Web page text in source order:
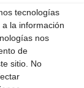
tecnologías
la información
nos
de
sitio. No